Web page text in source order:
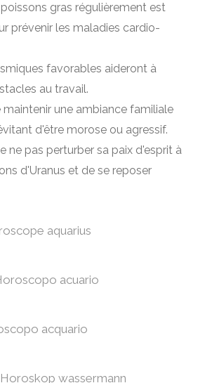
gras régulièrement est
prévenir les maladies cardio-
favorables aideront à
au travail.
maintenir une ambiance familiale
d'être morose ou agressif.
ne pas perturber sa paix d'esprit à
d'Uranus et de se reposer
aquarius
acuario
acquario
Horoskop wassermann